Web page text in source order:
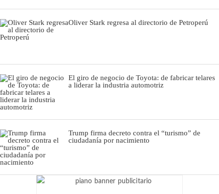
Oliver Stark regresa al directorio de Petroperú
El giro de negocio de Toyota: de fabricar telares
a liderar la industria automotriz
Trump firma decreto contra el “turismo” de
ciudadanía por nacimiento